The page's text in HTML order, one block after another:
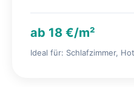
ab 18 €/m²
Ideal für: Schlafzimmer,